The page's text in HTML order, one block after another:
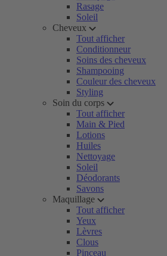
Rasage
Soleil
Cheveux
Tout afficher
Conditionneur
Soins des cheveux
Shampooing
Couleur des cheveux
Styling
Soin du corps
Tout afficher
Main & Pied
Lotions
Huiles
Nettoyage
Soleil
Déodorants
Savons
Maquillage
Tout afficher
Yeux
Lèvres
Clous
Pinceau